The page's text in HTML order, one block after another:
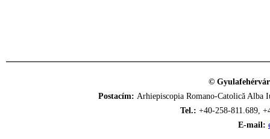
©
Postacím: Arhiepiscopia Romano-Catolică
Tel.: +40-258-811.689,
E-mail: